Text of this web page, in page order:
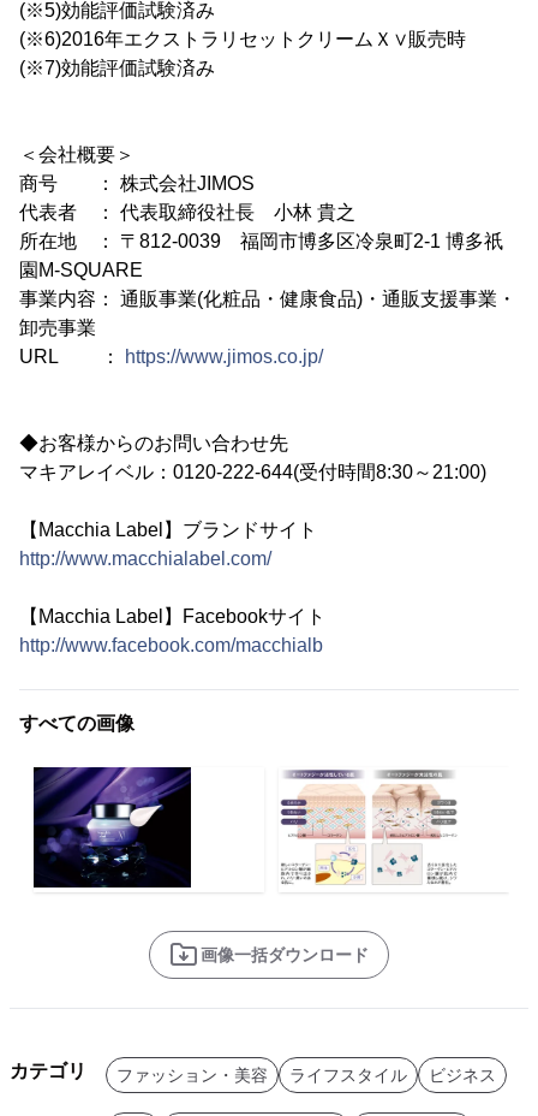
(※5)効能評価試験済み
(※6)2016年エクストラリセットクリームＸ∨販売時
(※7)効能評価試験済み
＜会社概要＞
商号 ： 株式会社JIMOS
代表者 ： 代表取締役社長 小林 貴之
所在地 ： 〒812-0039 福岡市博多区冷泉町2-1 博多祇
園M-SQUARE
事業内容： 通販事業(化粧品・健康食品)・通販支援事業・
卸売事業
URL ：
https://www.jimos.co.jp/
◆お客様からのお問い合わせ先
マキアレイベル：0120-222-644(受付時間8:30～21:00)
【Macchia Label】ブランドサイト
http://www.macchialabel.com/
【Macchia Label】Facebookサイト
http://www.facebook.com/macchialb
すべての画像
画像一括ダウンロード
カテゴリ ファッション・美容 ライフスタイル ビジネス